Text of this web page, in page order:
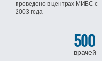
проведено в центрах МИБСс
2003 года
500
врачей